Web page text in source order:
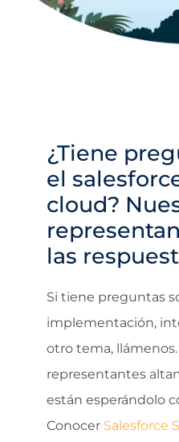
¿Tiene
el
cloud?
las
Si tiene preguntas
implementación,
otro tema,
representantes
están esperándolo
Conocer Salesforce